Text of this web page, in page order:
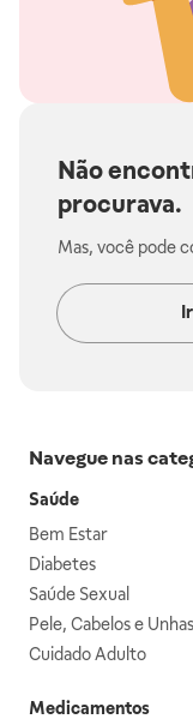
Não
procurava.
Mas, você pode
Navegue nas
Saúde
Bem Estar
Diabetes
Saúde Sexual
Pele, Cabelos e Unhas
Cuidado Adulto
Medicamentos